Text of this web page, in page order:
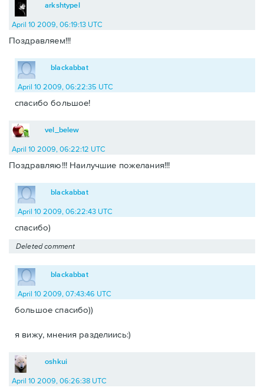
arkshtypel
April 10 2009, 06:19:13 UTC
Поздравляем!!!
blackabbat
April 10 2009, 06:22:35 UTC
спасибо большое!
vel_belew
April 10 2009, 06:22:12 UTC
Поздравляю!!! Наилучшие пожелания!!!
blackabbat
April 10 2009, 06:22:43 UTC
спасибо)
Deleted comment
blackabbat
April 10 2009, 07:43:46 UTC
большое спасибо))
я вижу, мнения разделиись:)
oshkui
April 10 2009, 06:26:38 UTC